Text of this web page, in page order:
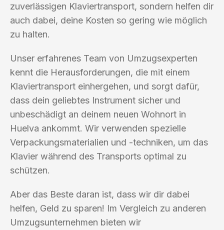
zuverlässigen Klaviertransport, sondern helfen dir
auch dabei, deine Kosten so gering wie möglich
zu halten.
Unser erfahrenes Team von Umzugsexperten
kennt die Herausforderungen, die mit einem
Klaviertransport einhergehen, und sorgt dafür,
dass dein geliebtes Instrument sicher und
unbeschädigt an deinem neuen Wohnort in
Huelva ankommt. Wir verwenden spezielle
Verpackungsmaterialien und -techniken, um das
Klavier während des Transports optimal zu
schützen.
Aber das Beste daran ist, dass wir dir dabei
helfen, Geld zu sparen! Im Vergleich zu anderen
Umzugsunternehmen bieten wir